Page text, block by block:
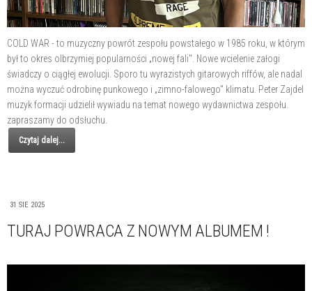
COLD WAR - to muzyczny powrót zespołu powstałego w 1985 roku, w którym
był to okres olbrzymiej popularności „nowej fali". Nowe wcielenie załogi
świadczy o ciągłej ewolucji. Sporo tu wyrazistych gitarowych riffów, ale nadal
można wyczuć odrobinę punkowego i „zimno-falowego" klimatu. Peter Zajdel
muzyk formacji udzielił wywiadu na temat nowego wydawnictwa zespołu.
zapraszamy do odsłuchu.
Czytaj dalej...
31 SIE 2025
TURAJ POWRACA Z NOWYM ALBUMEM !